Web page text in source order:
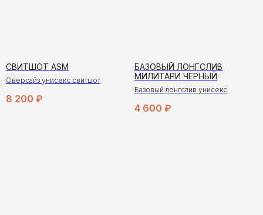
СВИТШОТ ASM
Оверсайз унисекс свитшот
8 200 ₽
БАЗОВЫЙ ЛОНГСЛИВ
МИЛИТАРИ ЧЕРНЫЙ
Базовый лонгслив унисекс
4 600 ₽